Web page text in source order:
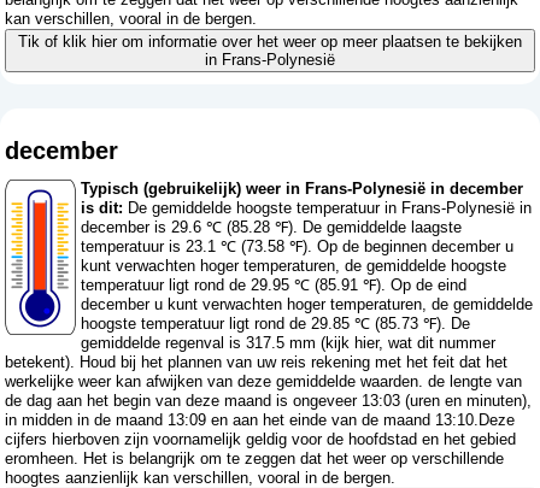
kan verschillen, vooral in de bergen.
Tik of klik hier om informatie over het weer op meer plaatsen te bekijken
in Frans-Polynesië
december
Typisch (gebruikelijk) weer in Frans-Polynesië in december
is dit: De gemiddelde hoogste temperatuur in Frans-Polynesië in
december is 29.6 ℃ (85.28 ℉). De gemiddelde laagste
temperatuur is 23.1 ℃ (73.58 ℉). Op de beginnen december u
kunt verwachten hoger temperaturen, de gemiddelde hoogste
temperatuur ligt rond de 29.95 ℃ (85.91 ℉). Op de eind
december u kunt verwachten hoger temperaturen, de gemiddelde
hoogste temperatuur ligt rond de 29.85 ℃ (85.73 ℉). De
gemiddelde regenval is 317.5 mm (kijk hier, wat dit nummer
betekent). Houd bij het plannen van uw reis rekening met het feit dat het
werkelijke weer kan afwijken van deze gemiddelde waarden. de lengte van
de dag aan het begin van deze maand is ongeveer 13:03 (uren en minuten),
in midden in de maand 13:09 en aan het einde van de maand 13:10.Deze
cijfers hierboven zijn voornamelijk geldig voor de hoofdstad en het gebied
eromheen. Het is belangrijk om te zeggen dat het weer op verschillende
hoogtes aanzienlijk kan verschillen, vooral in de bergen.